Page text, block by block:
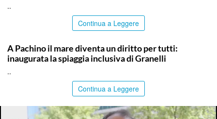
..
Continua a Leggere
A Pachino il mare diventa un diritto per tutti:
inaugurata la spiaggia inclusiva di Granelli
..
Continua a Leggere